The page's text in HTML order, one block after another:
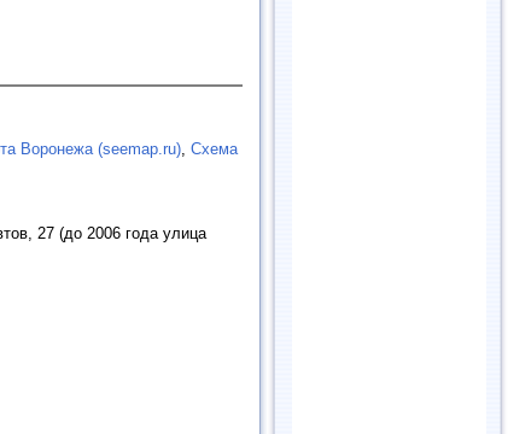
Воронежа (seemap.ru), Схема
27 (до 2006 года улица